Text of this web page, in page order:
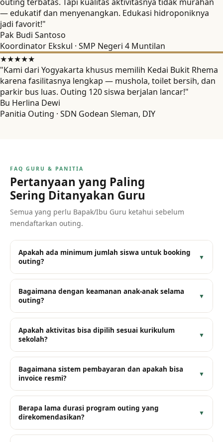
— edukatif dan menyenangkan. Edukasi hidroponiknya
jadi favorit!"
Pak Budi Santoso
Koordinator Ekskul · SMP Negeri 4 Muntilan
★★★★★
"Kami dari Yogyakarta khusus memilih Kedai Bukit Rhema
karena fasilitasnya lengkap — mushola, toilet bersih, dan
parkir bus luas. Outing 120 siswa berjalan lancar!"
Bu Herlina Dewi
Panitia Outing · SDN Godean Sleman, DIY
FAQ GURU & PANITIA
Pertanyaan yang Paling
Sering Ditanyakan Guru
Semua yang perlu Bapak/Ibu Guru ketahui sebelum
mendaftarkan outing.
Apakah ada minimum jumlah siswa untuk booking
outing?
▼
Bagaimana dengan keamanan anak-anak selama
outing?
▼
Apakah aktivitas bisa dipilih sesuai kurikulum
sekolah?
▼
Bagaimana sistem pembayaran dan apakah bisa
invoice resmi?
▼
Berapa lama durasi program outing yang
direkomendasikan?
▼